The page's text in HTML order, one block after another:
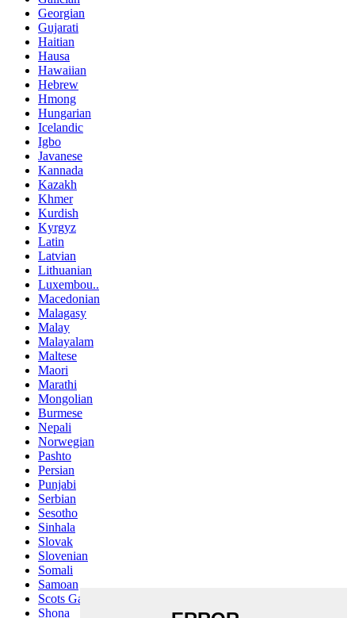
Georgian
Gujarati
Haitian
Hausa
Hawaiian
Hebrew
Hmong
Hungarian
Icelandic
Igbo
Javanese
Kannada
Kazakh
Khmer
Kurdish
Kyrgyz
Latin
Latvian
Lithuanian
Luxembou..
Macedonian
Malagasy
Malay
Malayalam
Maltese
Maori
Marathi
Mongolian
Burmese
Nepali
Norwegian
Pashto
Persian
Punjabi
Serbian
Sesotho
Sinhala
Slovak
Slovenian
Somali
Samoan
Scots Gaelic
Shona